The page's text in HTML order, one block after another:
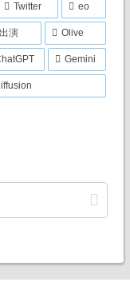
Twitter eo
演 Olive
Gemini